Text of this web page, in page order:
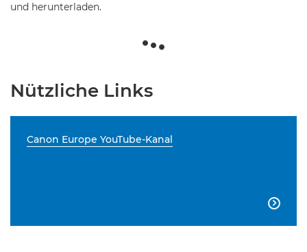
und herunterladen.
Nützliche Links
Canon Europe YouTube-Kanal
